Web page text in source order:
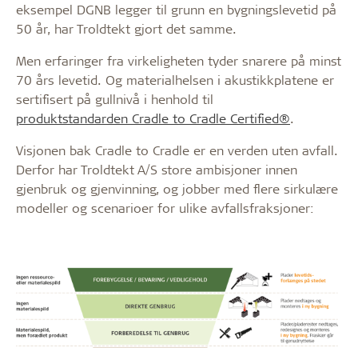
eksempel DGNB legger til grunn en bygningslevetid på
50 år, har Troldtekt gjort det samme.
Men erfaringer fra virkeligheten tyder snarere på minst
70 års levetid. Og materialhelsen i akustikkplatene er
sertifisert på gullnivå i henhold til
produktstandarden Cradle to Cradle Certified®.
Visjonen bak Cradle to Cradle er en verden uten avfall.
Derfor har Troldtekt A/S store ambisjoner innen
gjenbruk og gjenvinning, og jobber med flere sirkulære
modeller og scenarioer for ulike avfallsfraksjoner: